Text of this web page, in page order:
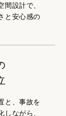
設計で、
と安心感の
と、事故を
ながら、